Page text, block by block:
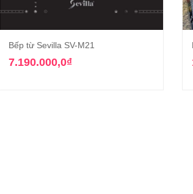
Thêm vào giỏ hàng
Bếp từ Sevilla SV-M21
7.190.000,0₫